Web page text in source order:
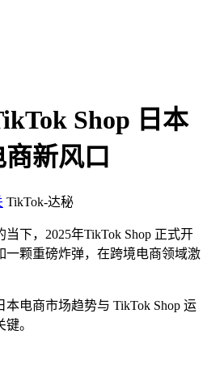
Shop 日本
新风口
TikTok-达秘
下，2025年TikTok Shop 正式开
一颗重磅炸弹，在跨境电商领域激
电商市场趋势与 TikTok Shop 运
。